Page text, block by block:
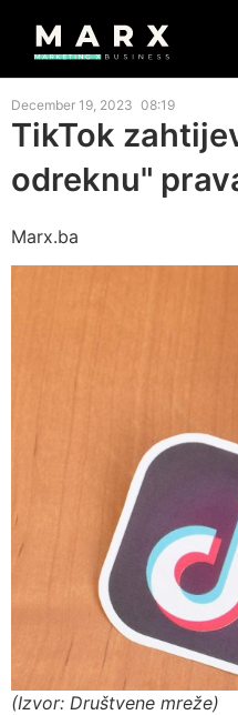
December 19, 2023 08:19
TikTok
odreknu"
Marx.ba
(Izvor: Društvene mreže)